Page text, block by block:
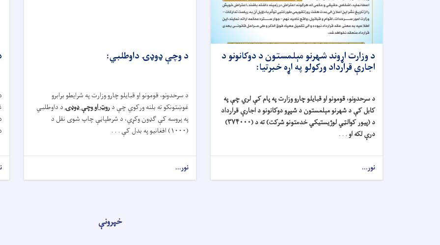
د وزارت اړوند شهرنو مېلمستون د دوکانونو د
اجارې قرارداد ورکولو په اړه خبرتیا:
د سرحدونو، قومونو او قبایلو چارو وزارت په پام کې لري چې په
کابل کې د شهرنو مېلمستون د شپږو دوکانونو د اجارې قرارداد
د (پیور کوالټي لوژیستیکي خدمتونو شرکت) ته د (۳۷۴۰۰۰)
درې لکه او . . .
نور...
د وچې ډوډۍ داوطلبي:
د سرحدونو، قومونو او قبایلو چارو وزارت په شرایطو برابرو
غوښتونکو ته بلنه ورکوي چې دروټ او وچې ډوډۍد داوطلبي
په پروسه کې ګډون وکړي، د شرطپاڼې چاپ شوی نقل د
(۱۰۰۰) افغانیو په بدل کې . . .
نور...
خپرونې